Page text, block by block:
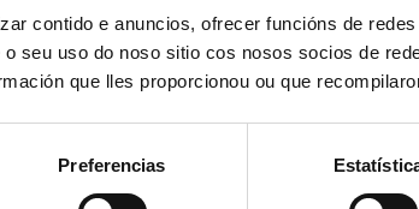
contido e anuncios, ofrecer funcións de
seu uso do noso sitio cos nosos socios de
que lles proporcionou ou que
Preferencias